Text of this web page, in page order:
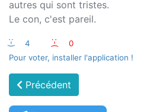
autres qui sont tristes.
Le con, c'est pareil.
:-) 4 :-(
0
Pour voter, installer l'application !
Précédent